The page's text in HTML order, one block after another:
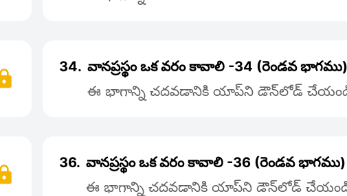
34. వానప్రస్థం ఒక వరం కావాలి -34 (రెండవ భాగము)
ఈ భాగాన్ని చదవడానికి యాప్‌ని డౌన్‌లోడ్
36. వానప్రస్థం ఒక వరం కావాలి -36 (రెండవ భాగము)
ఈ భాగాన్ని చదవడానికి యాప్‌ని డౌన్‌లోడ్